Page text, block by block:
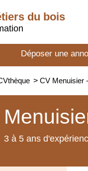
du bois
Déposer une
> CV Menuisier
3 à 5 ans